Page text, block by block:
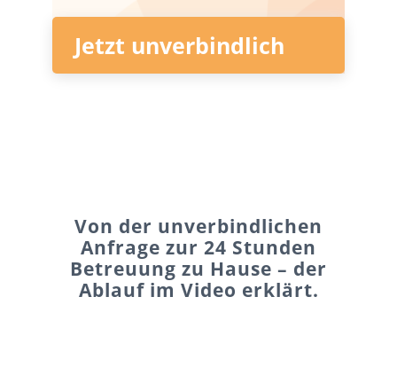
Jetzt unverbindlich
Von der unverbindlichen
Anfrage zur 24 Stunden
Betreuung zu Hause – der
Ablauf im Video erklärt.